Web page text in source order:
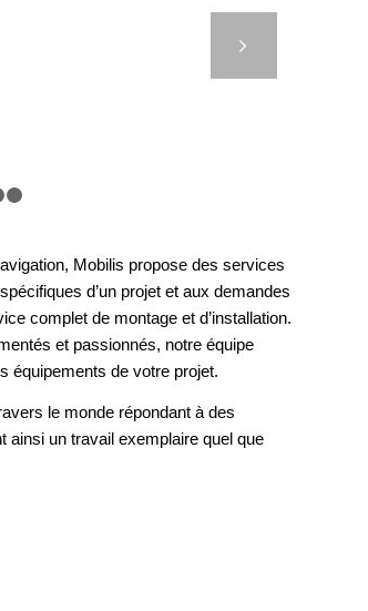
Mobilis propose des services
d’un projet et aux demandes
complet de montage et d’installation.
et passionnés, notre équipe
équipements de votre projet.
le monde répondant à des
ainsi un travail exemplaire quel que